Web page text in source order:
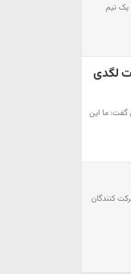
یک تیم
لگدی
مذهبی در عربستان گفت: ما این
کنندگان